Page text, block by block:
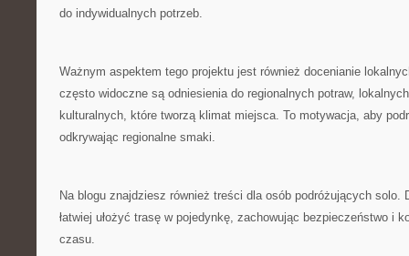
do indywidualnych potrzeb.
Ważnym aspektem tego projektu jest również docenianie
często widoczne są odniesienia do regionalnych potraw,
kulturalnych, które tworzą klimat miejsca. To motywacja, aby
odkrywając regionalne smaki.
Na blogu znajdziesz również treści dla osób podróżujących solo.
łatwiej ułożyć trasę w pojedynkę, zachowując bezpieczeństwo i
czasu.